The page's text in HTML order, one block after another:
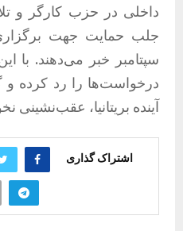
داخلی در حزب کارگر و
جلب حمایت جهت برگزاری
سپتامبر خبر می‌دهند. با
درخواست‌ها را رد کرده و
آینده بریتانیا، عقب‌نشینی
اشتراک گذاری